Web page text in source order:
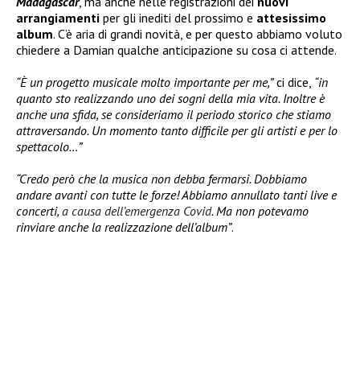
arrangiamenti per gli inediti del prossimo e attesissimo
album. C’è aria di grandi novità, e per questo abbiamo voluto
chiedere a Damian qualche anticipazione su cosa ci attende.
“È un progetto musicale molto importante per me,”ci dice, “in
quanto sto realizzando uno dei sogni della mia vita. Inoltre è
anche una sfida, se consideriamo il periodo storico che stiamo
attraversando. Un momento tanto difficile per gli artisti e per lo
spettacolo…”
“Credo però che la musica non debba fermarsi. Dobbiamo
andare avanti con tutte le forze! Abbiamo annullato tanti live e
concerti, a causa dell’emergenza Covid. Ma non potevamo
rinviare anche la realizzazione dell’album”.